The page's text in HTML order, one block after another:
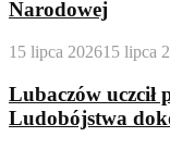
Narodowej
15 lipca 202615 lipca
Lubaczów uczcił
Ludobójstwa